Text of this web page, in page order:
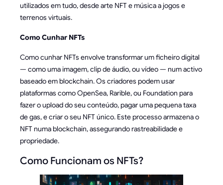
utilizados em tudo, desde arte NFT e música a jogos e
terrenos virtuais.
Como Cunhar NFTs
Como cunhar NFTs envolve transformar um ficheiro digital
— como uma imagem, clip de áudio, ou vídeo — num activo
baseado em blockchain. Os criadores podem usar
plataformas como OpenSea, Rarible, ou Foundation para
fazer o upload do seu conteúdo, pagar uma pequena taxa
de gas, e criar o seu NFT único. Este processo armazena o
NFT numa blockchain, assegurando rastreabilidade e
propriedade.
Como Funcionam os NFTs?